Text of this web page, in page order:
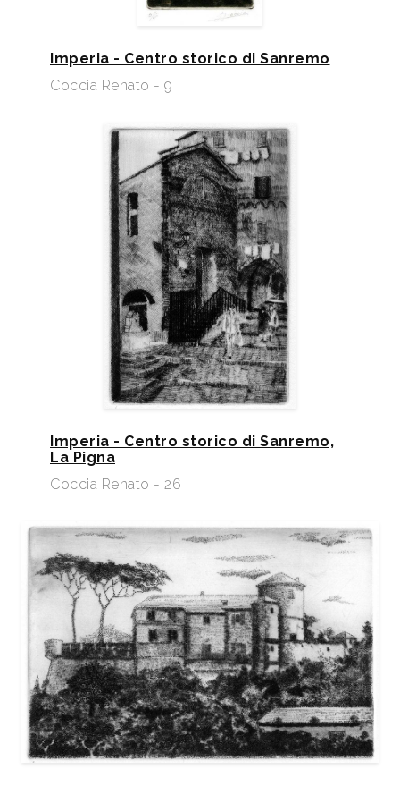
Imperia - Centro storico di Sanremo
Coccia Renato - 9
Imperia - Centro storico di Sanremo,
La Pigna
Coccia Renato - 26